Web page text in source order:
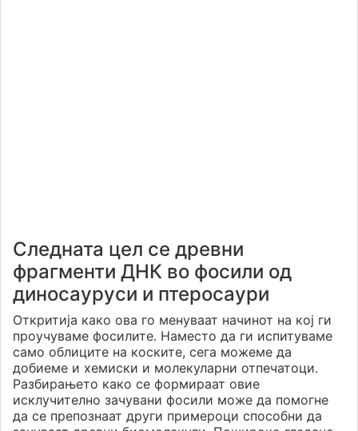
Следната цел се древни
фрагменти ДНК во фосили од
диносауруси и птеросаури
Откритија како ова го менуваат начинот на кој ги
проучуваме фосилите. Наместо да ги испитуваме
само облиците на коските, сега можеме да
добиеме и хемиски и молекуларни отпечатоци.
Разбирањето како се формираат овие
исклучително зачувани фосили може да помогне
да се препознаат други примероци способни да